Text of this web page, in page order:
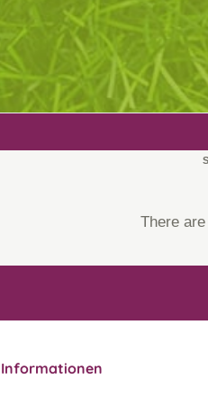
There
Informationen